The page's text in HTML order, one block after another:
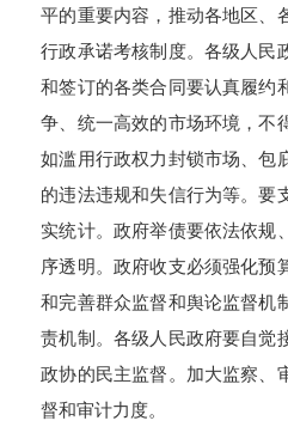
平的重要内容，推动各地区、
行政承诺考核制度。各级人民
和签订的各类合同要认真履约
争、统一高效的市场环境，不
如滥用行政权力封锁市场、包
的违法违规和失信行为等。要
实统计。政府举债要依法依规
序透明。政府收支必须强化预
和完善群众监督和舆论监督机
责机制。各级人民政府要自觉
政协的民主监督。加大监察、
督和审计力度。